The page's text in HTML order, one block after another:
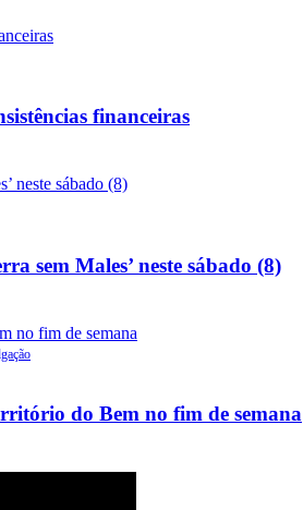
financeiras
sem Males’ neste sábado (8)
do Bem no fim de semana